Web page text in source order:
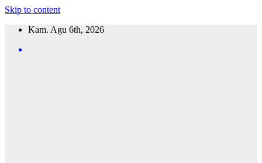
Skip to content
Kam. Agu 6th, 2026